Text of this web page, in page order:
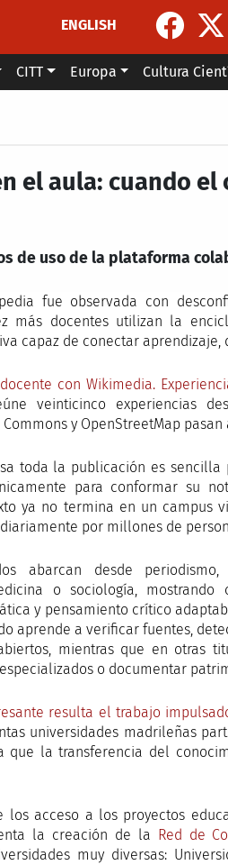
ENGLISH
CITT Europa Cultura
el aula: cuando
de uso de la plataforma
fue observada con
más docentes utilizan la
capaz de conectar
con Wikimedia.
veinticinco experiencias
y OpenStreetMap
toda la publicación es
para conformar su
ya no termina en un
por millones de
abarcan desde
o sociología,
y pensamiento crítico
aprende a verificar fuentes,
mientras que en otras
o documentar
resulta el trabajo
universidades madrileñas
que la transferencia del
los acceso a los proyectos
la creación de la Red de
muy diversas: